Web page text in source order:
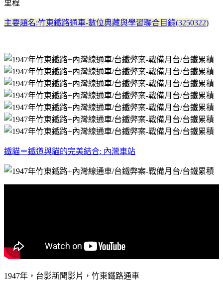
里程
主要題名:竹東鐵路通車-數位典藏與學習聯合目錄(3250322)
鐵貓＝鐵道與貓的完美結合: 內灣車站
1947年，台影新聞影片，竹東鐵路通車